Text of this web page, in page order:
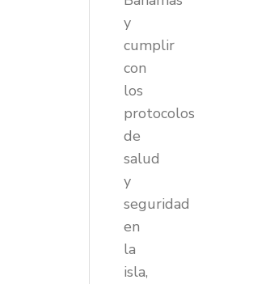
y
cumplir
con
los
protocolos
de
salud
y
seguridad
en
la
isla,